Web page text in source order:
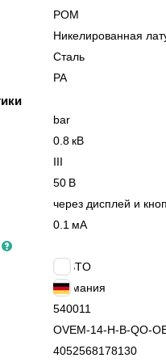
POM
Никелированная
Сталь
PA
bar
0.8 кВ
III
50 В
через дисплей и
0.1 мА
FESTO
Германия
540011
OVEM-14-H-B-QO-
4052568178130